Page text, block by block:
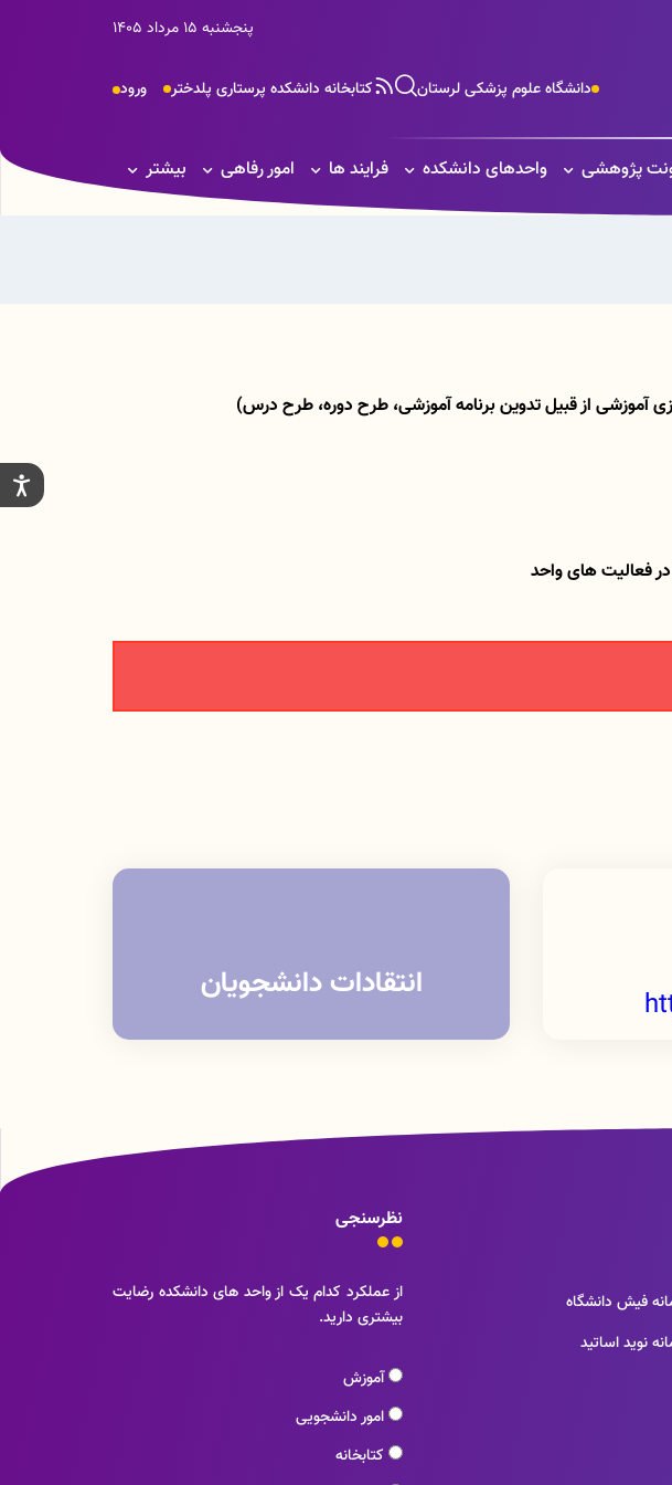
پنجشنبه 15 مرداد 1405
ورود کتابخانه دانشکده پرستاری پلدختر دانشگاه علوم پزشکی لرستان
پژوهشی واحدهای دانشکده فرایند ها امور رفاهی بیشتر
آموزشی از قبیل تدوین برنامه آموزشی، طرح دوره، طرح درس)
انتقادات دانشجویان
فیش دانشگاه
نوید اساتید
نظرسنجی
از عملکرد کدام یک از واحد های دانشکده رضایت
بیشتری دارید.
آموزش
امور دانشجویی
کتابخانه